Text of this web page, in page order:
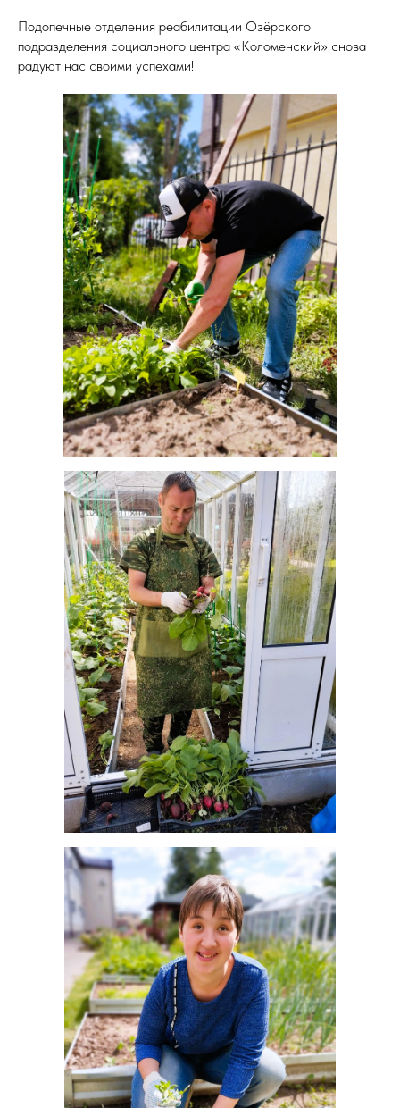
Подопечные отделения реабилитации Озёрского
подразделения социального центра «Коломенский» снова
радуют нас своими успехами!